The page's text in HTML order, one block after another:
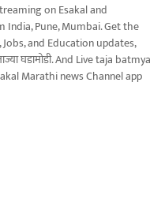
on Esakal and
India, Pune, Mumbai. Get the
and Education updates,
घडामोडी. And Live taja batmya
Marathi news Channel app